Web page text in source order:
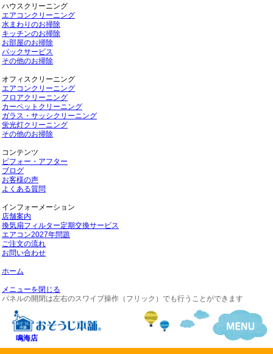
ハウスクリーニング
エアコンクリーニング
水まわりのお掃除
キッチンのお掃除
お部屋のお掃除
パックサービス
その他のお掃除
オフィスクリーニング
エアコンクリーニング
フロアクリーニング
カーペットクリーニング
ガラス・サッシクリーニング
蛍光灯クリーニング
その他のお掃除
コンテンツ
ビフォー・アフター
ブログ
お客様の声
よくある質問
インフォーメーション
店舗案内
換気扇フィルター定期交換サービス
エアコン2027年問題
ご注文の流れ
お問い合わせ
ホーム
メニューを閉じる
パネルの開閉は左右のスワイプ操作（フリック）でも行うことができます
鳴海店